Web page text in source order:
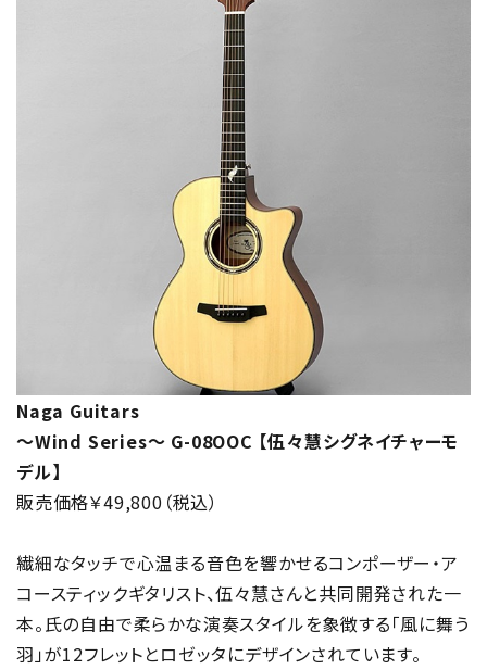
Naga Guitars
～Wind Series～ G-08OOC 【伍々慧シグネイチャーモ
デル】
販売価格￥49,800（税込）
繊細なタッチで心温まる音色を響かせるコンポーザー・ア
コースティックギタリスト、伍々慧さんと共同開発された一
本。氏の自由で柔らかな演奏スタイルを象徴する「風に舞う
羽」が12フレットとロゼッタにデザインされています。